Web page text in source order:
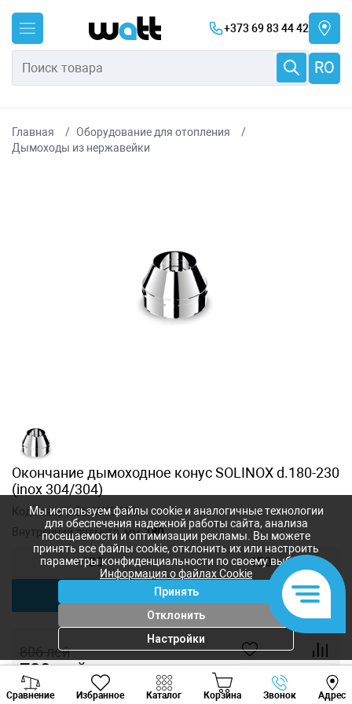
+373 69 83 44 42
RO
Главная
Оборудование для отопления
Дымоходы из нержавейки
Окончание дымоходное конус SOLINOX d.180-230
(inox 304/304)
Код товара:SLXAKS-180
Внутренний диаметр, мм:180
130 150
806лей
720лей
Сравнение Избранное Каталог Корзина Звонок Адрес
Viber Whatsapp
Мы используем файлы cookie и аналогичные технологии
для обеспечения надежной работы сайта, анализа
посещаемости и оптимизации рекламы. Вы можете
принять все файлы cookie, отклонить их или настроить
параметры конфиденциальности по своему выбору.
Информация о файлах Cookie
Принять
Отклонить
Настройки